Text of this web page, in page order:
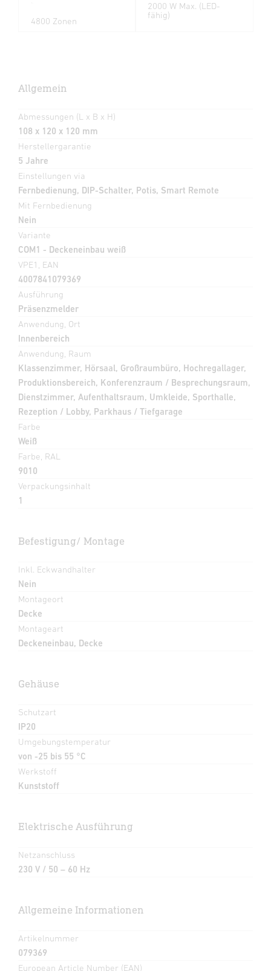
4800 Zonen
2000 W Max. (LED-
fähig)
Allgemein
Abmessungen (L x B x H)
108 x 120 x 120 mm
Herstellergarantie
5 Jahre
Einstellungen via
Fernbedienung, DIP-Schalter, Potis, Smart Remote
Mit Fernbedienung
Nein
Variante
COM1 - Deckeneinbau weiß
VPE1, EAN
4007841079369
Ausführung
Präsenzmelder
Anwendung, Ort
Innenbereich
Anwendung, Raum
Klassenzimmer, Hörsaal, Großraumbüro, Hochregallager,
Produktionsbereich, Konferenzraum / Besprechungsraum,
Dienstzimmer, Aufenthaltsraum, Umkleide, Sporthalle,
Rezeption / Lobby, Parkhaus / Tiefgarage
Farbe
Weiß
Farbe, RAL
9010
Verpackungsinhalt
1
Befestigung/ Montage
Inkl. Eckwandhalter
Nein
Montageort
Decke
Montageart
Deckeneinbau, Decke
Gehäuse
Schutzart
IP20
Umgebungstemperatur
von -25 bis 55 °C
Werkstoff
Kunststoff
Elektrische Ausführung
Netzanschluss
230 V / 50 – 60 Hz
Allgemeine Informationen
Artikelnummer
079369
European Article Number (EAN)